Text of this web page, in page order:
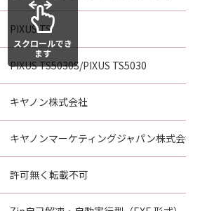
PIXUS TS
PIXUS TS5030S/PIXUS TS5030
キヤノン株式会社
キヤノンマーケティングジャパン株式会社
許可無く転載不可
スクロールでき
ます